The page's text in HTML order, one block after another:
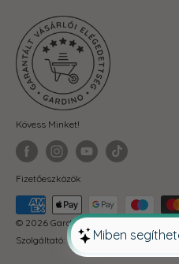
Fit-out cégeknek
Adatkezelési Tájékoztató
Visszaküldés és elállás
Kövess Minket!
Fizetőeszközök
© 2026 Gardino
Szolgáltató: Shopify